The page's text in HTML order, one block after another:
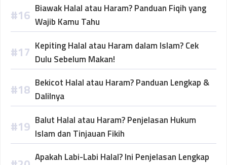
Biawak Halal atau Haram? Panduan Fiqih yang
Wajib Kamu Tahu
Kepiting Halal atau Haram dalam Islam? Cek
Dulu Sebelum Makan!
Bekicot Halal atau Haram? Panduan Lengkap &
Dalilnya
Balut Halal atau Haram? Penjelasan Hukum
Islam dan Tinjauan Fikih
Apakah Labi-Labi Halal? Ini Penjelasan Lengkap